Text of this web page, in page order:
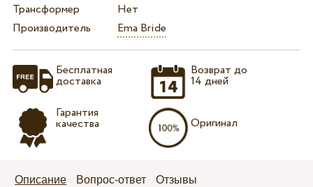
Трансформер
Нет
Производитель
Ema Bride
Бесплатная
доставка
Гарантия
качества
Возврат до
14 дней
Оригинал
Описание Вопрос-ответ Отзывы